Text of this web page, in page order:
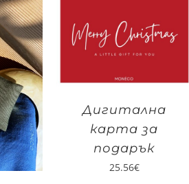
КОЛИЧКАТА
Дигитална
карта за
подарък
25.56€